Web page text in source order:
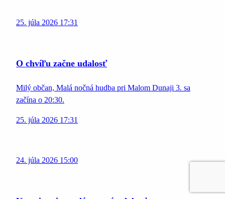
25. júla 2026 17:31
O chvíľu začne udalosť
Milý občan, Malá nočná hudba pri Malom Dunaji 3. sa
začína o 20:30.
25. júla 2026 17:31
24. júla 2026 15:00